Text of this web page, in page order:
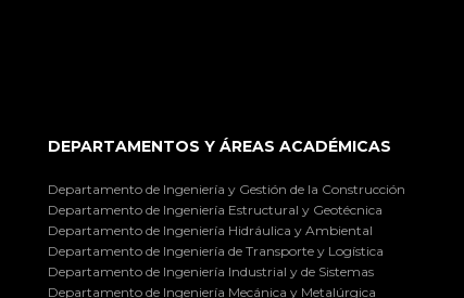
DEPARTAMENTOS Y ÁREAS ACADÉMICAS
Departamento de Ingeniería y Gestión de la Construcción
Departamento de Ingeniería Estructural y Geotécnica
Departamento de Ingeniería Hidráulica y Ambiental
Departamento de Ingeniería de Transporte y Logística
Departamento de Ingeniería Industrial y de Sistemas
Departamento de Ingeniería Mecánica y Metalúrgica